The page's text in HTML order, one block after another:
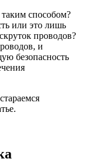
способом?
или это лишь
проводов?
и
безопасность